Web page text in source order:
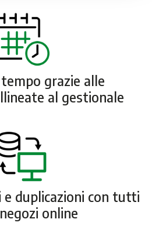
grazie alle
al gestionale
e duplicazioni con tutti
online